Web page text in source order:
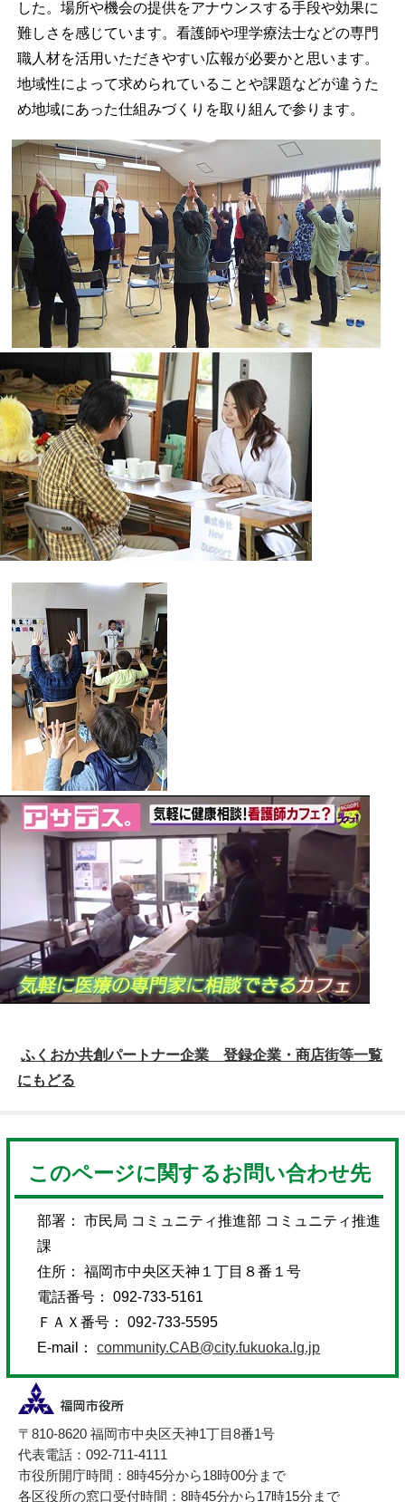
した。場所や機会の提供をアナウンスする手段や効果に
難しさを感じています。看護師や理学療法士などの専門
職人材を活用いただきやすい広報が必要かと思います。
地域性によって求められていることや課題などが違うた
め地域にあった仕組みづくりを取り組んで参ります。
ふくおか共創パートナー企業 登録企業・商店街等一覧
にもどる
このページに関するお問い合わせ先
部署： 市民局 コミュニティ推進部 コミュニティ推進
課
住所： 福岡市中央区天神１丁目８番１号
電話番号： 092-733-5161
ＦＡＸ番号： 092-733-5595
E-mail：community.CAB@city.fukuoka.lg.jp
〒810-8620 福岡市中央区天神1丁目8番1号
代表電話：092-711-4111
市役所開庁時間：8時45分から18時00分まで
各区役所の窓口受付時間：8時45分から17時15分まで